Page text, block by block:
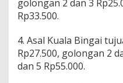
golongan 2 dan 3
Rp33.500.
4. Asal Kuala Bingai
Rp27.500, golongan 2
dan 5 Rp55.000.